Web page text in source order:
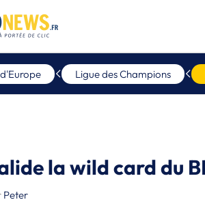
Ligue des Champions
la wild card du
Peter